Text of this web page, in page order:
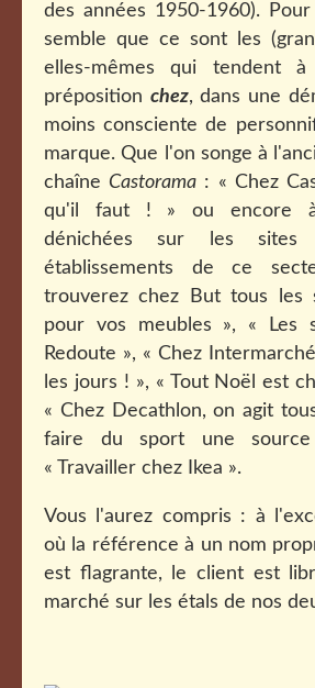
des années 1950-1960).
semble que ce sont les
elles-mêmes qui tendent
préposition chez, dans une
moins consciente de
marque. Que l'on songe à
chaîne Castorama : « Chez
qu'il faut ! » ou encore à
dénichées sur les sites
établissements de ce
trouverez chez But tous les
pour vos meubles », « Les
Redoute », « Chez
les jours ! », « Tout Noël est
« Chez Decathlon, on agit
faire du sport une
« Travailler chez Ikea ».
Vous l'aurez compris : à
où la référence à un nom
est flagrante, le client est
marché sur les étals de nos